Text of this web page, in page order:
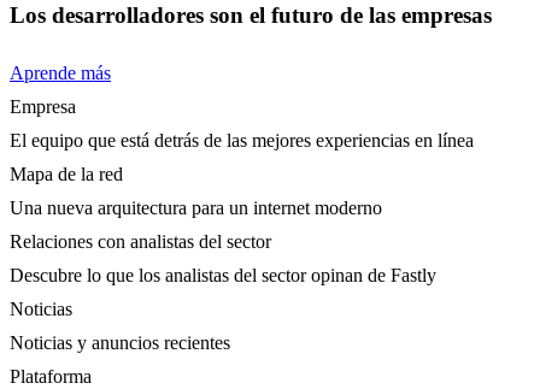
Los desarrolladores son el futuro de las empresas
Aprende más
Empresa
El equipo que está detrás de las mejores experiencias en línea
Mapa de la red
Una nueva arquitectura para un internet moderno
Relaciones con analistas del sector
Descubre lo que los analistas del sector opinan de Fastly
Noticias
Noticias y anuncios recientes
Plataforma